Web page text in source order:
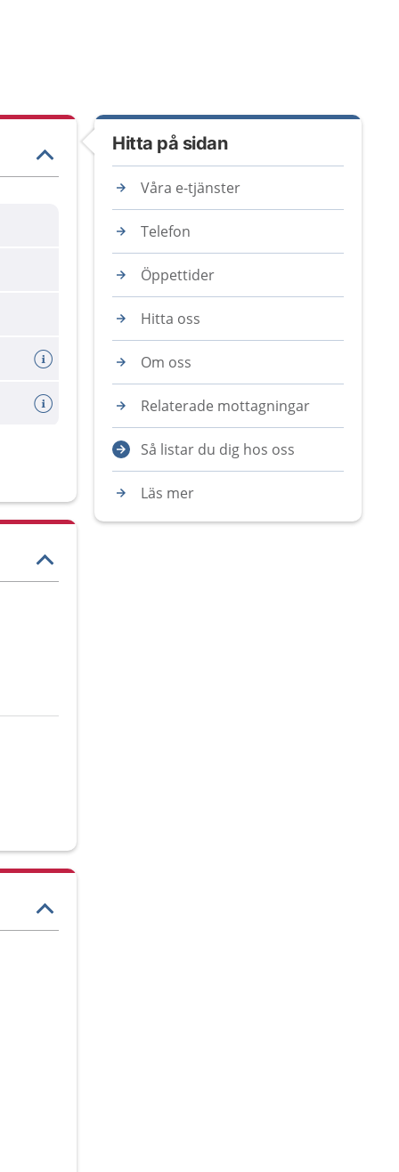
Hitta på sidan
Våra e-tjänster
Telefon
Öppettider
Hitta oss
Om oss
Relaterade mottagningar
Så listar du dig hos oss
Läs mer